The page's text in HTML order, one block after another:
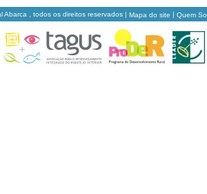
Abarca , todos os direitos reservados | Mapa do site | Quem